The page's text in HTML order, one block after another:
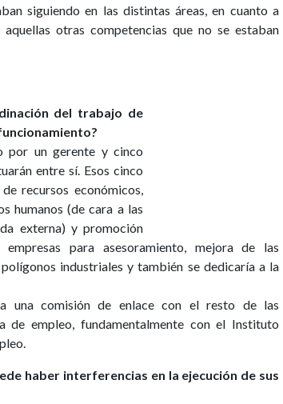
siguiendo en las distintas áreas, en cuanto a
otras competencias que no se estaban
del trabajo de
por un gerente y cinco
entre sí. Esos cinco
recursos económicos,
humanos (de cara a las
externa) y promoción
para asesoramiento, mejora de las
industriales y también se dedicaría a la
una comisión de enlace con el resto de las
de empleo, fundamentalmente con el Instituto
haber interferencias en la ejecución de sus